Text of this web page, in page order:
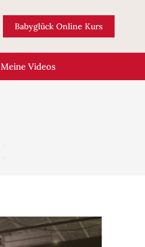
Babyglück Online Kurs
Meine Videos